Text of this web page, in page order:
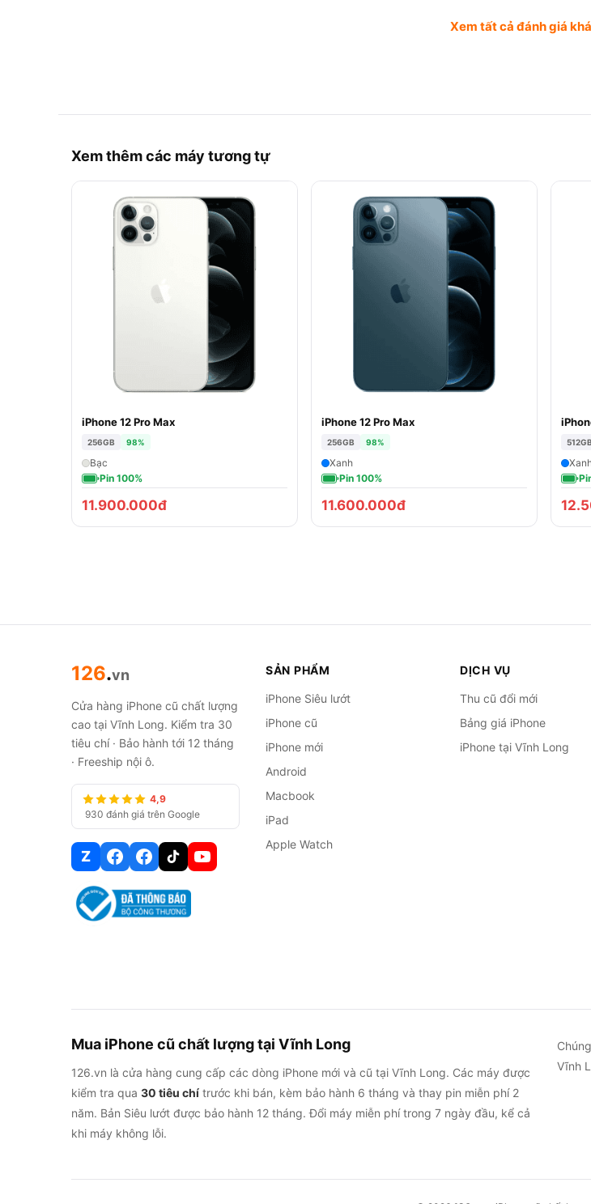
Xem tất cả đánh giá
Xem thêm các máy tương tự
iPhone 12 Pro Max
256GB 98%
Bạc
Pin 100%
11.900.000đ
iPhone 12 Pro Max
256GB 98%
Xanh
Pin 100%
11.600.000đ
512GB
126.vn
Cửa hàng iPhone cũ chất lượng
cao tại Vĩnh Long. Kiểm tra 30
tiêu chí · Bảo hành tới 12 tháng
· Freeship nội ô.
4,9
930 đánh giá trên Google
Z
SẢN PHẨM
iPhone Siêu lướt
iPhone cũ
iPhone mới
Android
Macbook
iPad
Apple Watch
DỊCH VỤ
Thu cũ đổi mới
Bảng giá iPhone
iPhone tại Vĩnh Long
Mua iPhone cũ chất lượng tại Vĩnh Long
126.vn là cửa hàng cung cấp các dòng iPhone mới và cũ tại Vĩnh Long. Các máy được
kiểm tra qua 30 tiêu chí trước khi bán, kèm bảo hành 6 tháng và thay pin miễn phí 2
năm. Bản Siêu lướt được bảo hành 12 tháng. Đổi máy miễn phí trong 7 ngày đầu, kể cả
khi máy không lỗi.
Vĩnh